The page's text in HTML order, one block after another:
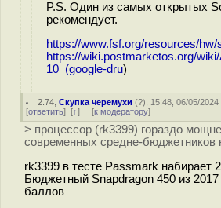
P.S. Один из самых открытых
рекомендует.
https://www.fsf.org/resources/
https://wiki.postmarketos.org/wiki/
10_(google-dru)
2.74 ,Скупка черемухи (?), 15:48, 06/05/2024
[ответить] [↑] [к модератору]
> процессор (rk3399) гораздо
современных средне-бюджетников
rk3399 в тесте Passmark набирает
Бюджетный Snapdragon 450 из 2017
баллов